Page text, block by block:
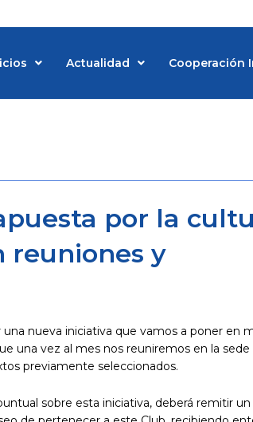
Actualidad Cooperación
por la
reuniones y
nueva iniciativa que vamos a poner en
una vez al mes nos reuniremos en la sede
previamente seleccionados.
sobre esta iniciativa, deberá remitir